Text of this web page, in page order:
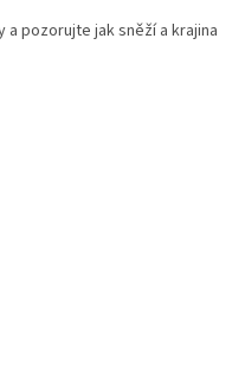
pozorujte jak sněží a krajina